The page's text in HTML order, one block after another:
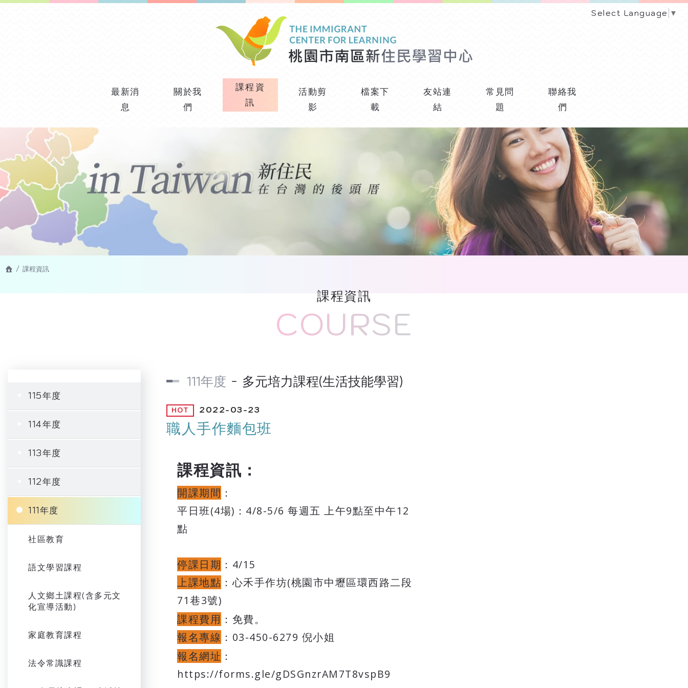
最新消
息
關於我
們
課程資
訊
活動剪
影
檔案下
載
友站連
結
常見問
題
聯絡我
們
Select Language ▼
課程資訊
課程資訊
COURSE
115年度
114年度
113年度
112年度
111年度
社區教育
語文學習課程
人文鄉土課程(含多元文
化宣導活動)
家庭教育課程
法令常識課程
111年度 多元培力課程(生活技能學習)
2022-03-23
職人手作麵包班
課程資訊：
開課期間 ：
平日班(4場)：4/8-5/6 每週五 上午9點至中午12
點
停課日期 ：4/15
上課地點 ：心禾手作坊(桃園市中壢區環西路二段
71巷3號)
課程費用 ：免費。
報名專線 ：03-450-6279 倪小姐
報名網址 ：
https://forms.gle/gDSGnzrAM7T8vspB9